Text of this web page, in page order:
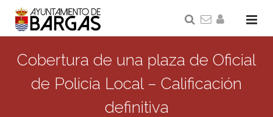
Cobertura de una plaza de Oficial
de Policía Local – Calificación
definitiva